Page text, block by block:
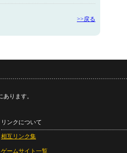
>>戻る
ります。
リンクについて
相互リンク集
ゲームサイト一覧